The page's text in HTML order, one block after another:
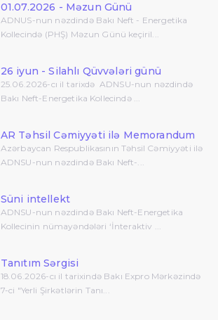
01.07.2026 - Məzun Günü
ADNUS-nun nəzdində Bakı Neft - Energetika
Kollecində (PHŞ) Məzun Günü keçiril...
26 iyun - Silahlı Qüvvələri günü
25.06.2026-cı il tarixdə ADNSU-nun nəzdində
Bakı Neft-Energetika Kollecində ...
AR Təhsil Cəmiyyəti ilə Memorandum
Azərbaycan Respublikasının Təhsil Cəmiyyəti ilə
ADNSU-nun nəzdində Bakı Neft-...
Süni intellekt
ADNSU-nun nəzdində Bakı Neft-Energetika
Kollecinin nümayəndələri ‘İnteraktiv ...
Tanıtım Sərgisi
18.06.2026-cı il tarixində Bakı Expro Mərkəzində
7-ci "Yerli Şirkətlərin Tanı...